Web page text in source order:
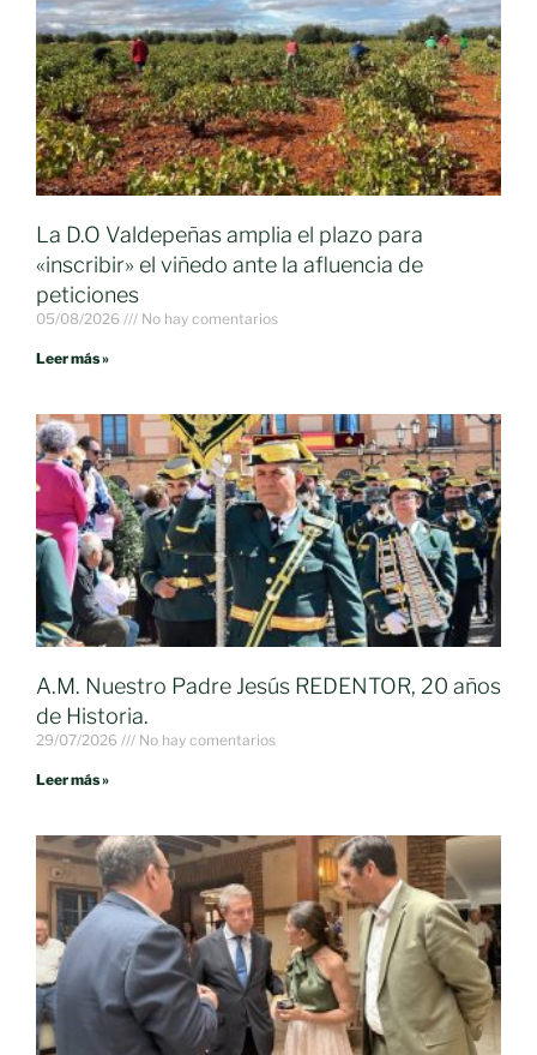
La D.O Valdepeñas amplia el plazo para
«inscribir» el viñedo ante la afluencia de
peticiones
05/08/2026 No hay comentarios
Leer más »
A.M. Nuestro Padre Jesús REDENTOR, 20 años
de Historia.
29/07/2026 No hay comentarios
Leer más »